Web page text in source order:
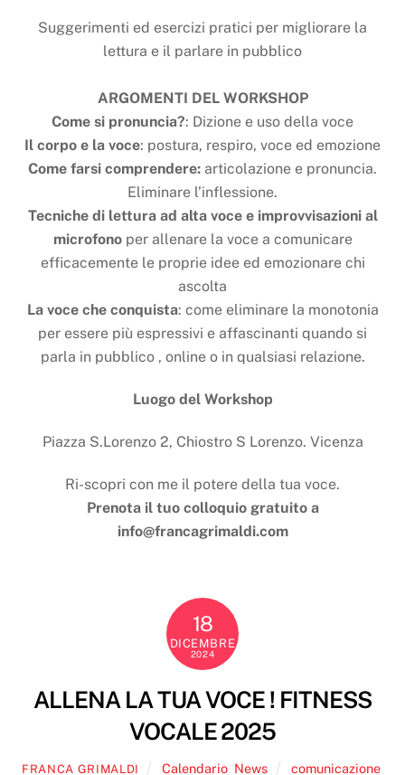
Suggerimenti ed esercizi pratici per migliorare la
lettura e il parlare in pubblico
ARGOMENTI DEL WORKSHOP
Come si pronuncia?: Dizione e uso della voce
Il corpo e la voce: postura, respiro, voce ed emozione
Come farsi comprendere: articolazione e pronuncia.
Eliminare l’inflessione.
Tecniche di lettura ad alta voce e improvvisazioni al
microfonoper allenare la voce a comunicare
efficacemente le proprie idee ed emozionare chi
ascolta
La voce che conquista: come eliminare la monotonia
per essere più espressivi e affascinanti quando si
parla in pubblico , online o in qualsiasi relazione.
Luogo del Workshop
Piazza S.Lorenzo 2, Chiostro S Lorenzo. Vicenza
Ri-scopri con me il potere della tua voce.
Prenota il tuo colloquio gratuito a
info@francagrimaldi.com
18
DICEMBRE
2024
ALLENA LA TUA VOCE ! FITNESS
VOCALE 2025
FRANCA GRIMALDI Calendario News comunicazione,